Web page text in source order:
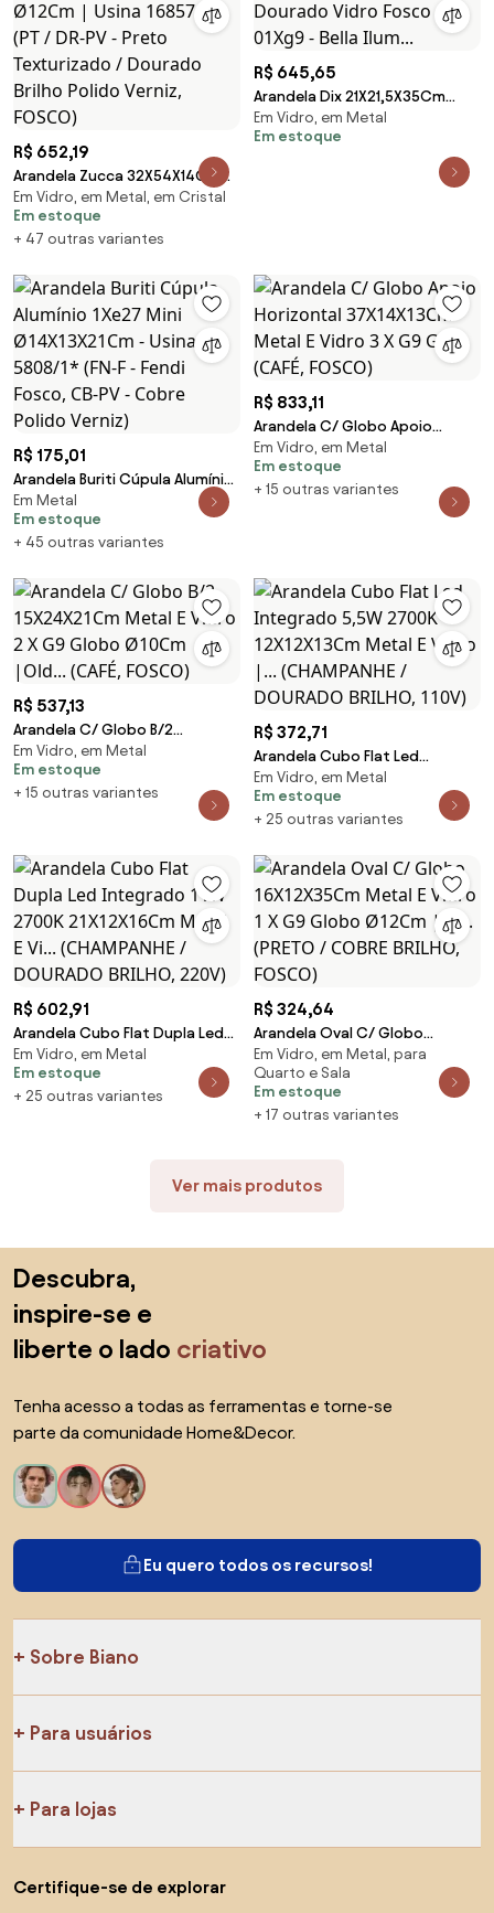
R$ 652,19
Arandela Zucca 32X54X14Cm
3Xg9 / Globo Ø12Cm | Usina
16857/3 (PT / DR-PV - Preto
Texturizado / Dourado Brilho
Em Vidro, em Metal, em Cristal
Em estoque
+ 47 outras variantes
R$ 645,65
Arandela Dix 21X21,5X35Cm
Metal Dourado Vidro Fosco
01Xg9 - Bella Ilum...
Em Vidro, em Metal
Em estoque
R$ 175,01
Arandela Buriti Cúpula Alumínio
1Xe27 Mini Ø14X13X21Cm - Usina
5808/1* (FN-F - Fendi Fosco, CB-
PV - Cobre Polido Verniz)
Em Metal
Em estoque
+ 45 outras variantes
R$ 833,11
Arandela C/ Globo Apoio
Horizontal 37X14X13Cm Metal E
Vidro 3 X G9 Glo... (CAFÉ,
FOSCO)
Em Vidro, em Metal
Em estoque
+ 15 outras variantes
R$ 537,13
Arandela C/ Globo B/2
15X24X21Cm Metal E Vidro 2 X
G9 Globo Ø10Cm |Old... (CAFÉ,
FOSCO)
Em Vidro, em Metal
Em estoque
+ 15 outras variantes
R$ 372,71
Arandela Cubo Flat Led
Integrado 5,5W 2700K
12X12X13Cm Metal E Vidro |...
(CHAMPANHE / DOURADO
Em Vidro, em Metal
Em estoque
+ 25 outras variantes
R$ 602,91
Arandela Cubo Flat Dupla Led
Integrado 11W 2700K
21X12X16Cm Metal E Vi...
(CHAMPANHE / DOURADO
Em Vidro, em Metal
Em estoque
+ 25 outras variantes
R$ 324,64
Arandela Oval C/ Globo
16X12X35Cm Metal E Vidro 1 X
G9 Globo Ø12Cm |Ol... (PRETO /
COBRE BRILHO, FOSCO)
Em Vidro, em Metal, para
Quarto e Sala
Em estoque
+ 17 outras variantes
Ver mais produtos
Descubra,
inspire-se e
liberte o lado criativo
Tenha acesso a todas as ferramentas e torne-se
parte da comunidade Home&Decor.
Eu quero todos os recursos!
Sobre Biano
Para usuários
Para lojas
Certifique-se de explorar